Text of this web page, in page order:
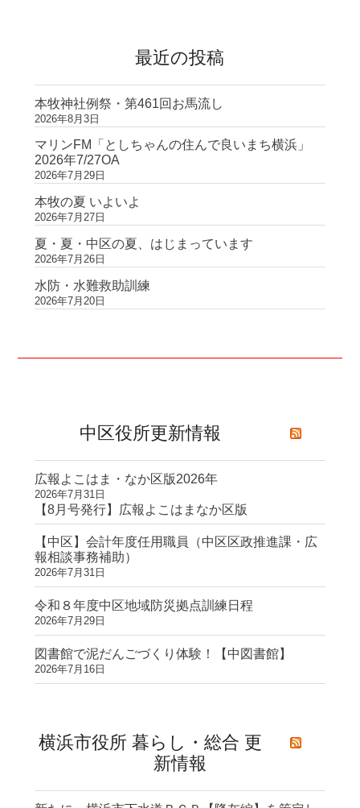
最近の投稿
本牧神社例祭・第461回お馬流し
2026年8月3日
マリンFM「としちゃんの住んで良いまち横浜」
2026年7/27OA
2026年7月29日
本牧の夏 いよいよ
2026年7月27日
夏・夏・中区の夏、はじまっています
2026年7月26日
水防・水難救助訓練
2026年7月20日
中区役所更新情報
広報よこはま・なか区版2026年
2026年7月31日
【8月号発行】広報よこはまなか区版
【中区】会計年度任用職員（中区区政推進課・広
報相談事務補助）
2026年7月31日
令和８年度中区地域防災拠点訓練日程
2026年7月29日
図書館で泥だんごづくり体験！【中図書館】
2026年7月16日
横浜市役所 暮らし・総合 更
新情報